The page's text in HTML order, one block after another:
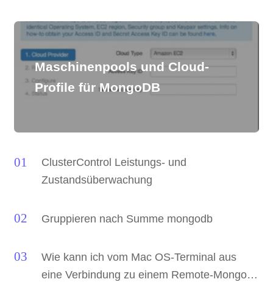
Maschinenpools und Cloud-
Profile für MongoDB
ClusterControl Leistungs- und
Zustandsüberwachung
Gruppieren nach Summe mongodb
Wie kann ich vom Mac OS-Terminal aus
eine Verbindung zu einem Remote-Mongo-